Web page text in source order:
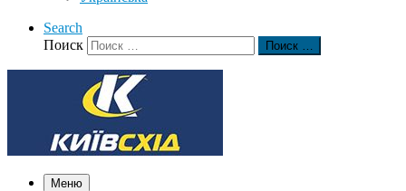
Search
Поиск
Поиск …
Меню